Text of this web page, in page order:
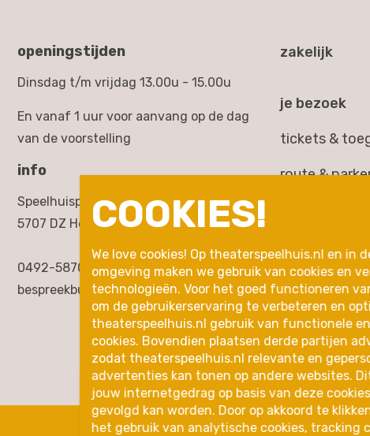
COOKIES!
We love cookies! Op theaterspeelhuis.nl en in
omgeving maken we gebruik van cookies en
technologieën. Voor het goed functioneren
om de gebruikerservaring te verbeteren en
theaterspeelhuis.nl gebruik van functionele
cookies. Bovendien plaatsen derde partijen
zodat theaterspeelhuis.nl relevante en
advertenties kan tonen op andere websites.
jouw internetgedrag op basis van deze
gevolgd kan worden. Door op akkoord te
het gebruik van analytische cookies, tracking
openingstijden
Dinsdag t/m vrijdag 13.00u - 15.00u
En vanaf 1 uur voor aanvang op de dag
van de voorstelling
info
Speelhuisplein 2,
5707 DZ Helmond
0492-587000
bespreekbureau@theaterspeelhuis.nl
zakelijk
je bezoek
tickets &
route &
rondleidingen
inleidingen &
in de buurt